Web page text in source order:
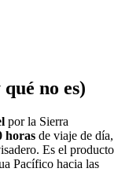
no es)
por la Sierra
horas de viaje de día,
Es el producto
Pacífico hacia las